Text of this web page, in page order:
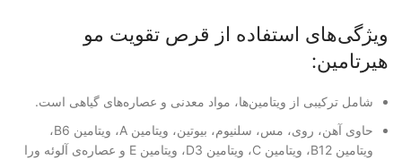
ویژگی‌های استفاده از قرص تقویت مو
هیرتامین:
شامل ترکیبی از ویتامین‌ها، مواد معدنی و عصاره‌های گیاهی است.
حاوی آهن، روی، مس، سلنیوم، بیوتین، ویتامین A، ویتامین B6،
ویتامین B12، ویتامین C، ویتامین D3، ویتامین E و عصاره‌ی آلوئ
ه ورا